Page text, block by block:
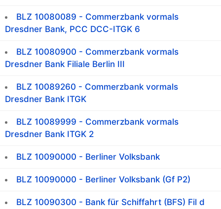
BLZ 10080089 - Commerzbank vormals
Dresdner Bank, PCC DCC-ITGK 6
BLZ 10080900 - Commerzbank vormals
Dresdner Bank Filiale Berlin III
BLZ 10089260 - Commerzbank vormals
Dresdner Bank ITGK
BLZ 10089999 - Commerzbank vormals
Dresdner Bank ITGK 2
BLZ 10090000 - Berliner Volksbank
BLZ 10090000 - Berliner Volksbank (Gf P2)
BLZ 10090300 - Bank für Schiffahrt (BFS) Fil d